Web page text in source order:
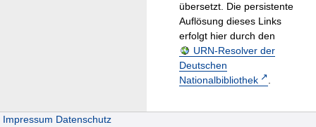
übersetzt. Die persistente
Auflösung dieses Links
erfolgt hier durch den
URN-Resolver der
Deutschen
Nationalbibliothek
.
Impressum Datenschutz